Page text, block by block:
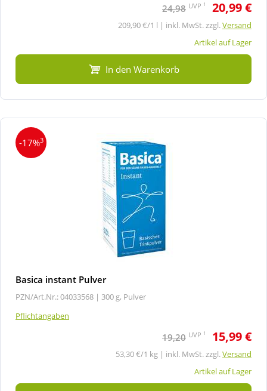
24,98 UVP 1 20,99 €
209,90 €/1 l | inkl. MwSt. zzgl.Versand
Artikel auf Lager
In den Warenkorb
-17%3
Basica instant Pulver
PZN/Art.Nr.: 04033568 | 300 g, Pulver
Pflichtangaben
19,20 UVP 1 15,99 €
53,30 €/1 kg | inkl. MwSt. zzgl.Versand
Artikel auf Lager